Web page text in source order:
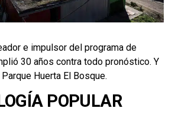
e impulsor del programa de
30 años contra todo pronóstico. Y
Huerta El Bosque.
POPULAR